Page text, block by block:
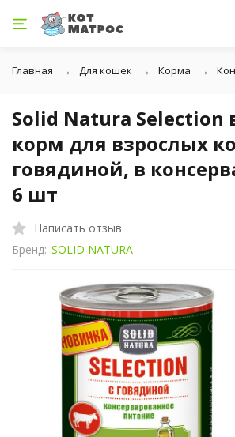
Главная Для кошек Корма
Solid Natura
корм для взрослых
говядиной, в
6 шт
Написать отзыв
Бренд: SOLID NATURA